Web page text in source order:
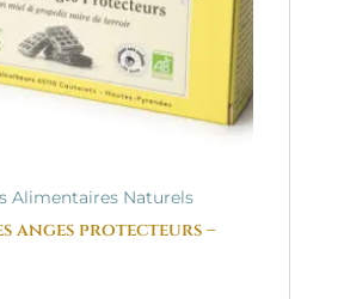
Alimentaires Naturels
anges protecteurs –